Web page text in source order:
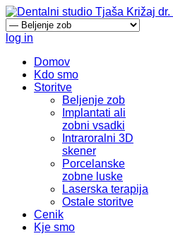
log in
Domov
Kdo smo
Storitve
Beljenje zob
Implantati ali
zobni vsadki
Intraroralni 3D
skener
Porcelanske
zobne luske
Laserska terapija
Ostale storitve
Cenik
Kje smo